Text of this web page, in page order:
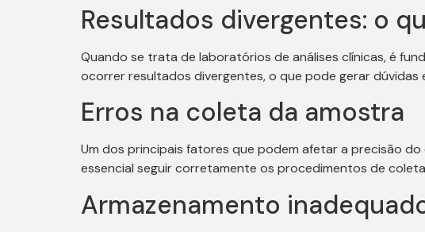
Resultados divergentes: o
Quando se trata de laboratórios de análises clínicas, é
ocorrer resultados divergentes, o que pode gerar dúvidas
Erros na coleta da amostra
Um dos principais fatores que podem afetar a precisão
essencial seguir corretamente os procedimentos de
Armazenamento